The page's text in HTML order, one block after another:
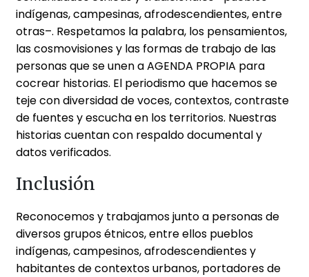
indígenas, campesinas, afrodescendientes, entre
otras–. Respetamos la palabra, los pensamientos,
las cosmovisiones y las formas de trabajo de las
personas que se unen a AGENDA PROPIA para
cocrear historias. El periodismo que hacemos se
teje con diversidad de voces, contextos, contraste
de fuentes y escucha en los territorios. Nuestras
historias cuentan con respaldo documental y
datos verificados.
Inclusión
Reconocemos y trabajamos junto a personas de
diversos grupos étnicos, entre ellos pueblos
indígenas, campesinos, afrodescendientes y
habitantes de contextos urbanos, portadores de